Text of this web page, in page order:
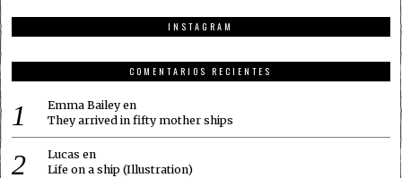
INSTAGRAM
COMENTARIOS RECIENTES
Emma Baileyen
They arrived in fifty mother ships
Lucas en
Life on a ship (Illustration)